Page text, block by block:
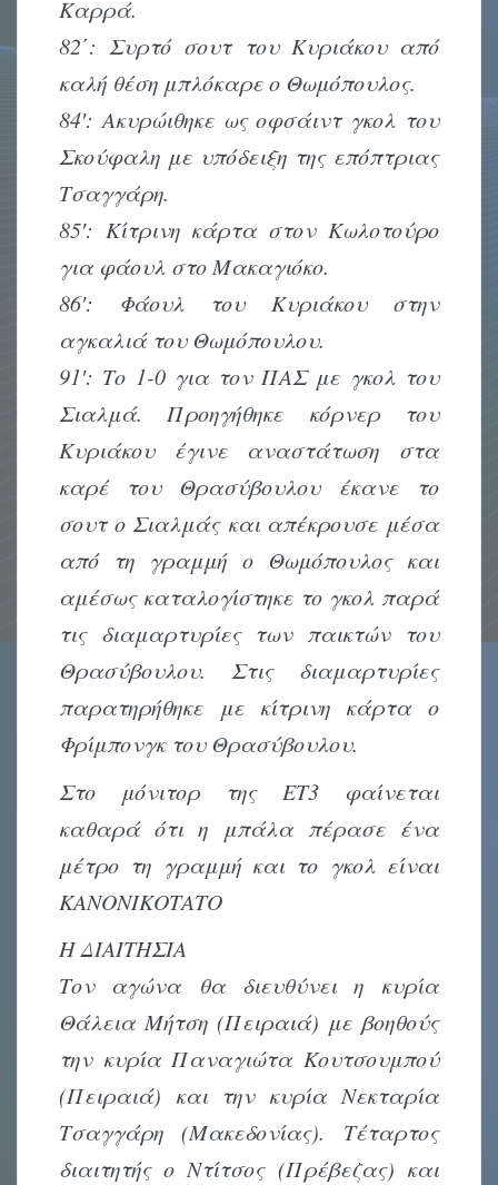
Καρρά.
82΄: Συρτό σουτ του Κυριάκου από
καλή θέση μπλόκαρε ο Θωμόπουλος.
84′: Ακυρώιθηκε ως οφσάιντ γκολ του
Σκούφαλη με υπόδειξη της επόπτριας
Τσαγγάρη.
85′: Κίτρινη κάρτα στον Κωλοτούρο
για φάουλ στο Μακαγιόκο.
86′: Φάουλ του Κυριάκου στην
αγκαλιά του Θωμόπουλου.
91′: Το 1-0 για τον ΠΑΣ με γκολ του
Σιαλμά. Προηγήθηκε κόρνερ του
Κυριάκου έγινε αναστάτωση στα
καρέ του Θρασύβουλου έκανε το
σουτ ο Σιαλμάς και απέκρουσε μέσα
από τη γραμμή ο Θωμόπουλος και
αμέσως καταλογίστηκε το γκολ παρά
τις διαμαρτυρίες των παικτών του
Θρασύβουλου. Στις διαμαρτυρίες
παρατηρήθηκε με κίτρινη κάρτα ο
Φρίμπονγκ του Θρασύβουλου.
Στο μόνιτορ της ΕΤ3 φαίνεται
καθαρά ότι η μπάλα πέρασε ένα
μέτρο τη γραμμή και το γκολ είναι
ΚΑΝΟΝΙΚΟΤΑΤΟ
Η ΔΙΑΙΤΗΣΙΑ
Τον αγώνα θα διευθύνει η κυρία
Θάλεια Μήτση (Πειραιά) με βοηθούς
την κυρία Παναγιώτα Κουτσουμπού
(Πειραιά) και την κυρία Νεκταρία
Τσαγγάρη (Μακεδονίας). Τέταρτος
διαιτητής ο Ντίτσος (Πρέβεζας) και